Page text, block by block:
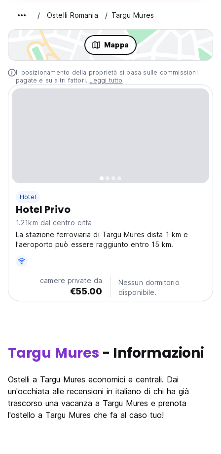
Ostelli Romania Targu Mures
Mappa
Il posizionamento della proprietà si basa sulle commissioni
pagate e su altri fattori. Leggi tutto
Hotel
Hotel Privo
1.21km dal centro citta
La stazione ferroviaria di Targu Mures dista 1 km e
l'aeroporto può essere raggiunto entro 15 km.
camere private da
€55.00
Nessun dormitorio
disponibile.
Targu Mures - Informazioni
Ostelli a Targu Mures economici e centrali. Dai
un'occhiata alle recensioni in italiano di chi ha già
trascorso una vacanza a Targu Mures e prenota
l'ostello a Targu Mures che fa al caso tuo!